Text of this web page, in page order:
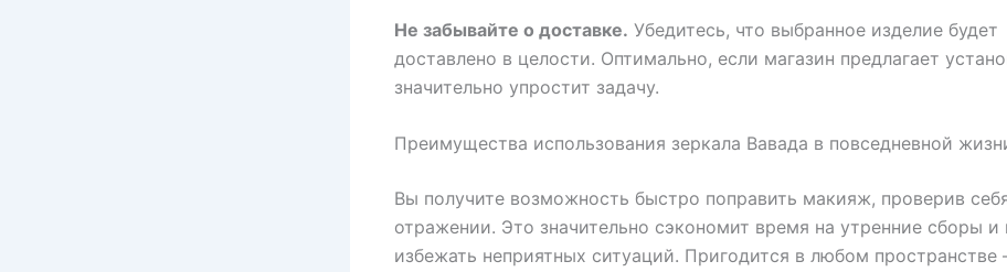
Не забывайте о доставке. Убедитесь, что выбранное изделие будет
доставлено в целости. Оптимально, если магазин предлагает
значительно упростит задачу.
Преимущества использования зеркала Вавада в повседневной
Вы получите возможность быстро поправить макияж, проверив
отражении. Это значительно сэкономит время на утренние сборы
избежать неприятных ситуаций. Пригодится в любом пространстве